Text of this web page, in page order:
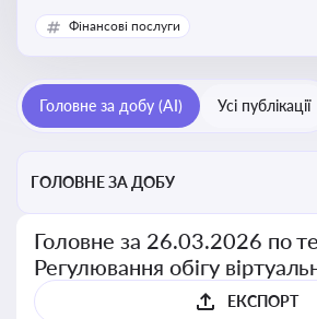
контролю за використанням, обігом та
оподаткуванням віртуальних активів,
Фінансові послуги
Головне за добу (AI) Усі публікації
ГОЛОВНЕ ЗА ДОБУ
Головне за 26.03.2026 по
Регулювання обігу
ЕКСПОРТ